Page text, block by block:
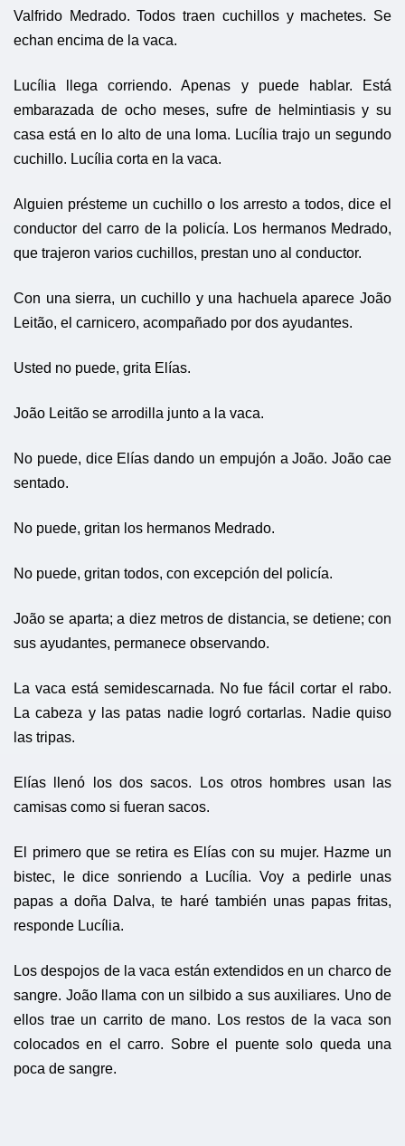
Valfrido Medrado. Todos traen cuchillos y machetes. Se
echan encima de la vaca.
Lucília llega corriendo. Apenas y puede hablar. Está
embarazada de ocho meses, sufre de helmintiasis y su
casa está en lo alto de una loma. Lucília trajo un segundo
cuchillo. Lucília corta en la vaca.
Alguien présteme un cuchillo o los arresto a todos, dice el
conductor del carro de la policía. Los hermanos Medrado,
que trajeron varios cuchillos, prestan uno al conductor.
Con una sierra, un cuchillo y una hachuela aparece João
Leitão, el carnicero, acompañado por dos ayudantes.
Usted no puede, grita Elías.
João Leitão se arrodilla junto a la vaca.
No puede, dice Elías dando un empujón a João. João cae
sentado.
No puede, gritan los hermanos Medrado.
No puede, gritan todos, con excepción del policía.
João se aparta; a diez metros de distancia, se detiene; con
sus ayudantes, permanece observando.
La vaca está semidescarnada. No fue fácil cortar el rabo.
La cabeza y las patas nadie logró cortarlas. Nadie quiso
las tripas.
Elías llenó los dos sacos. Los otros hombres usan las
camisas como si fueran sacos.
El primero que se retira es Elías con su mujer. Hazme un
bistec, le dice sonriendo a Lucília. Voy a pedirle unas
papas a doña Dalva, te haré también unas papas fritas,
responde Lucília.
Los despojos de la vaca están extendidos en un charco de
sangre. João llama con un silbido a sus auxiliares. Uno de
ellos trae un carrito de mano. Los restos de la vaca son
colocados en el carro. Sobre el puente solo queda una
poca de sangre.